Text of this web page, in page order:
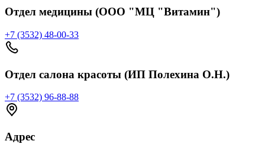
Отдел медицины (ООО "МЦ "Витамин")
+7 (3532) 48-00-33
Отдел салона красоты (ИП Полехина О.Н.)
+7 (3532) 96-88-88
Адрес